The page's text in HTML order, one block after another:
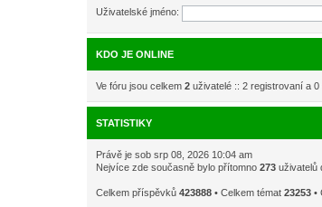
Uživatelské jméno:
KDO JE ONLINE
Ve fóru jsou celkem 2 uživatelé :: 2 registrovaní a
STATISTIKY
Právě je sob srp 08, 2026 10:04 am
Nejvíce zde současně bylo přítomno 273 uživatelů
Celkem příspěvků 423888 • Celkem témat 23253 •